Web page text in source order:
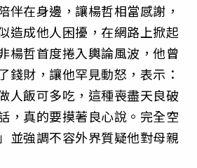
伴在身邊，讓楊哲相當感謝，
造成他人困擾，在網路上掀起
楊哲首度捲入輿論風波，他曾
錢財，讓他罕見動怒，表示：
人飯可多吃，這種喪盡天良破
，真的要摸著良心說。完全空
並強調不容外界質疑他對母親